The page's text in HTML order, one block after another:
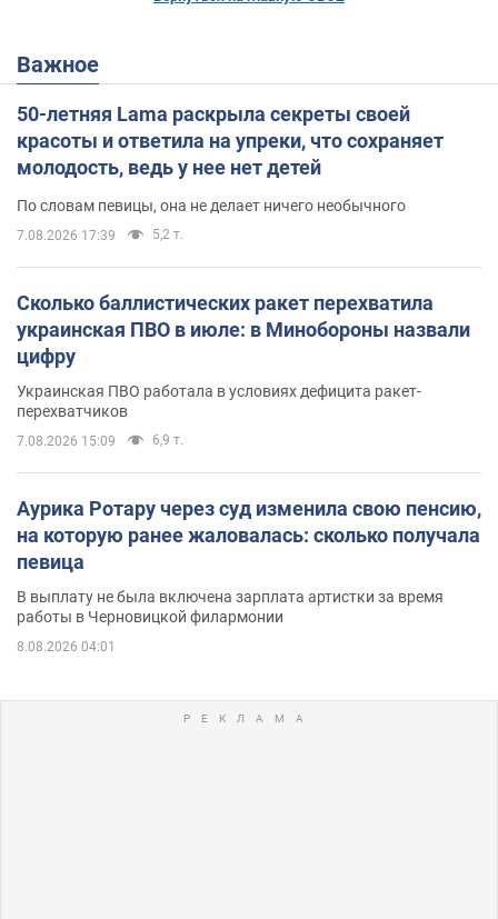
Важное
50-летняя Lama раскрыла секреты своей
красоты и ответила на упреки, что сохраняет
молодость, ведь у нее нет детей
По словам певицы, она не делает ничего необычного
7.08.2026 17:39 5,2 т.
Сколько баллистических ракет перехватила
украинская ПВО в июле: в Минобороны назвали
цифру
Украинская ПВО работала в условиях дефицита ракет-
перехватчиков
7.08.2026 15:09 6,9 т.
Аурика Ротару через суд изменила свою пенсию,
на которую ранее жаловалась: сколько получала
певица
В выплату не была включена зарплата артистки за время
работы в Черновицкой филармонии
8.08.2026 04:01